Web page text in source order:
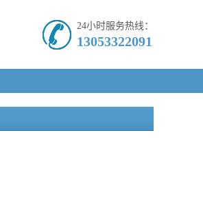
24小时服务热线：
13053322091